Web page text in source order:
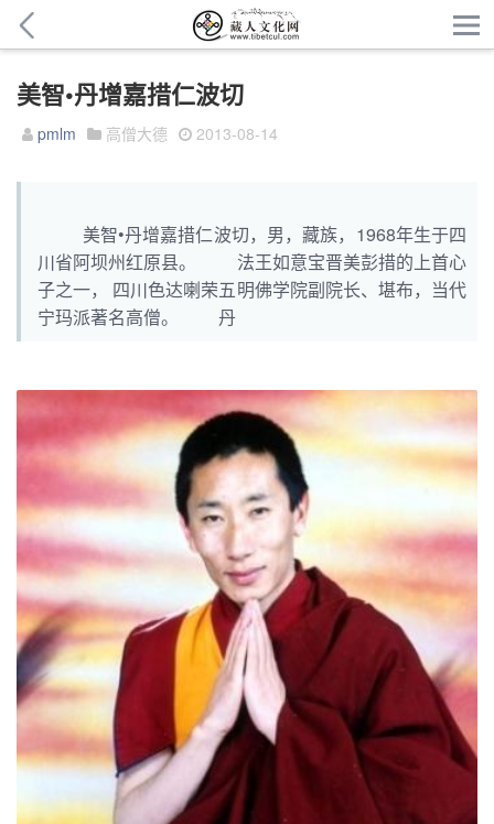
美智•丹增嘉措仁波切
pmlm 高僧大德 2013-08-14
美智•丹增嘉措仁波切，男，藏族，1968年生于四
川省阿坝州红原县。 法王如意宝晋美彭措的上首心
子之一， 四川色达喇荣五明佛学院副院长、堪布，当代
宁玛派著名高僧。 丹